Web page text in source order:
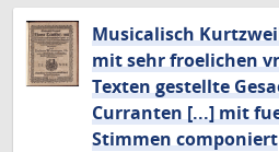
Musicalisch
mit sehr froelichen
Texten gestellte
Curranten [...] mit
Stimmen componiert